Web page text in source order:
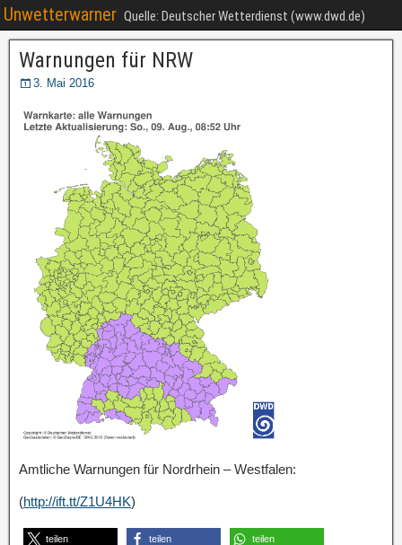
Unwetterwarner Quelle: Deutscher Wetterdienst (www.dwd.de)
Warnungen für NRW
3. Mai 2016
Amtliche Warnungen für Nordrhein – Westfalen:
(http://ift.tt/Z1U4HK)
teilen teilen teilen